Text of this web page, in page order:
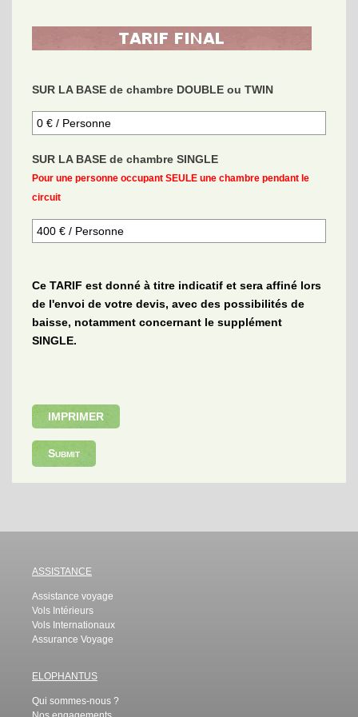
SUR LA BASE de chambre DOUBLE ou TWIN
SUR LA BASE de chambre SINGLE
Pour une personne occupant SEULE une chambre pendant le
circuit
Ce TARIF est donné à titre indicatif et sera affiné lors
de l'envoi de votre devis, avec des possibilités de
baisse, notamment concernant le supplément
SINGLE.
Submit
ASSISTANCE
Assistance voyage
Vols Intérieurs
Vols Internationaux
Assurance Voyage
ELOPHANTUS
Qui sommes-nous ?